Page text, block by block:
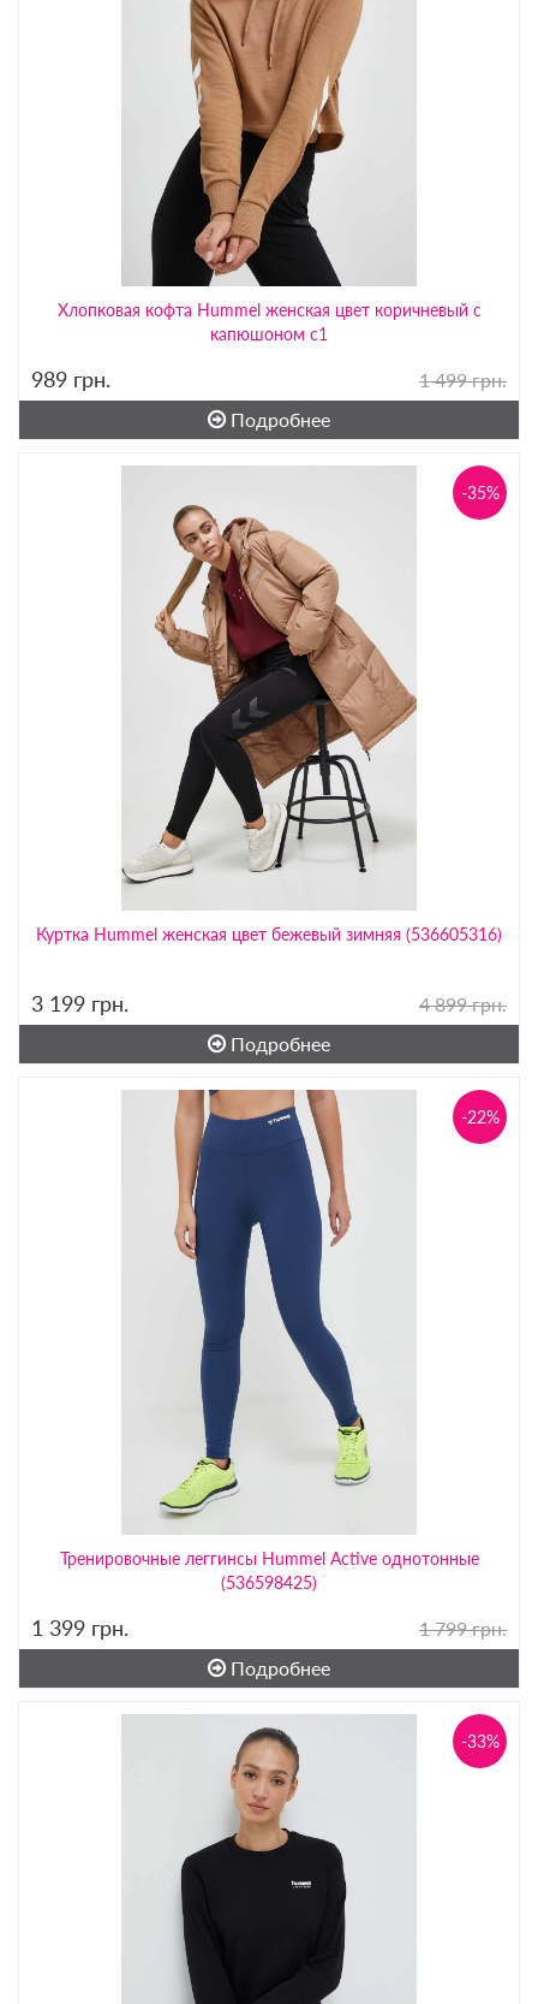
Хлопковая кофта Hummel женская цвет коричневый с
капюшоном с1
989 грн.
1 499 грн.
Подробнее
Куртка Hummel женская цвет бежевый зимняя (536605316)
-35%
3 199 грн.
4 899 грн.
Подробнее
Тренировочные леггинсы Hummel Active однотонные
(536598425)
-22%
1 399 грн.
1 799 грн.
Подробнее
-33%